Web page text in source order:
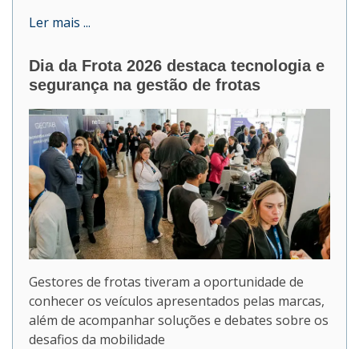
Ler mais ...
Dia da Frota 2026 destaca tecnologia e
segurança na gestão de frotas
Gestores de frotas tiveram a oportunidade de
conhecer os veículos apresentados pelas marcas,
além de acompanhar soluções e debates sobre os
desafios da mobilidade